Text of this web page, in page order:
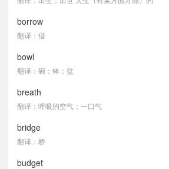
borrow
翻译：借
bowl
翻译：碗；钵；盆
breath
翻译：呼吸的空气；一口气
bridge
翻译：桥
budget